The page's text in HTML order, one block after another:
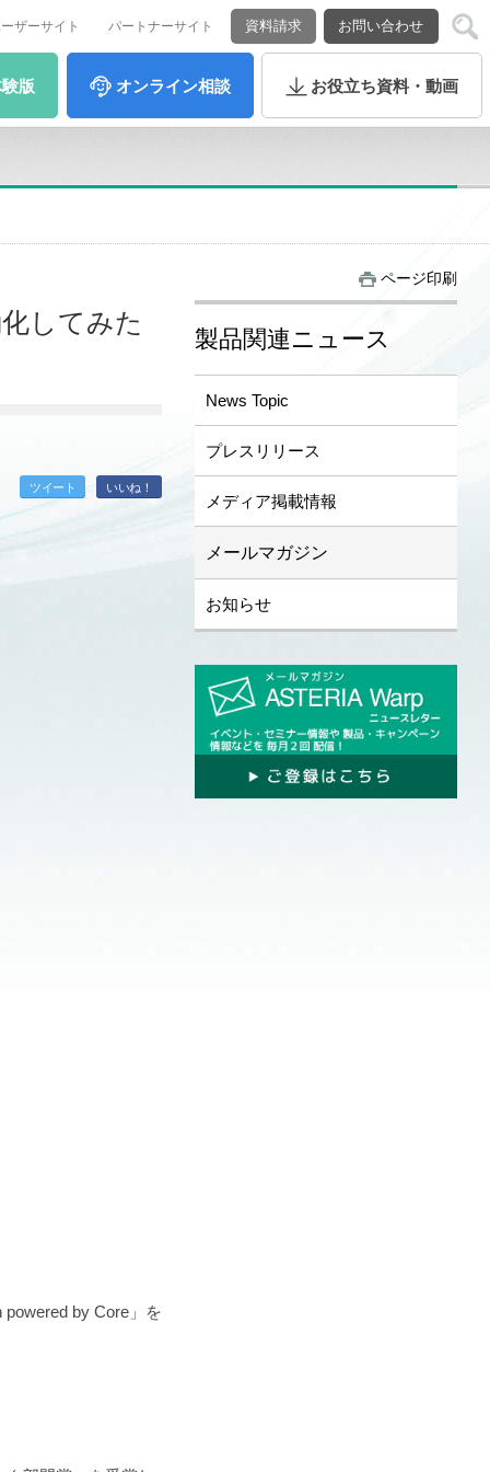
ーザーサイト パートナーサイト 資料請求 お問い合わせ
版 オンライン相談 お役立ち資料・動画
してみた
ツイート いいね！
by Core」を
ページ印刷
製品関連ニュース
News Topic
プレスリリース
メディア掲載情報
メールマガジン
お知らせ